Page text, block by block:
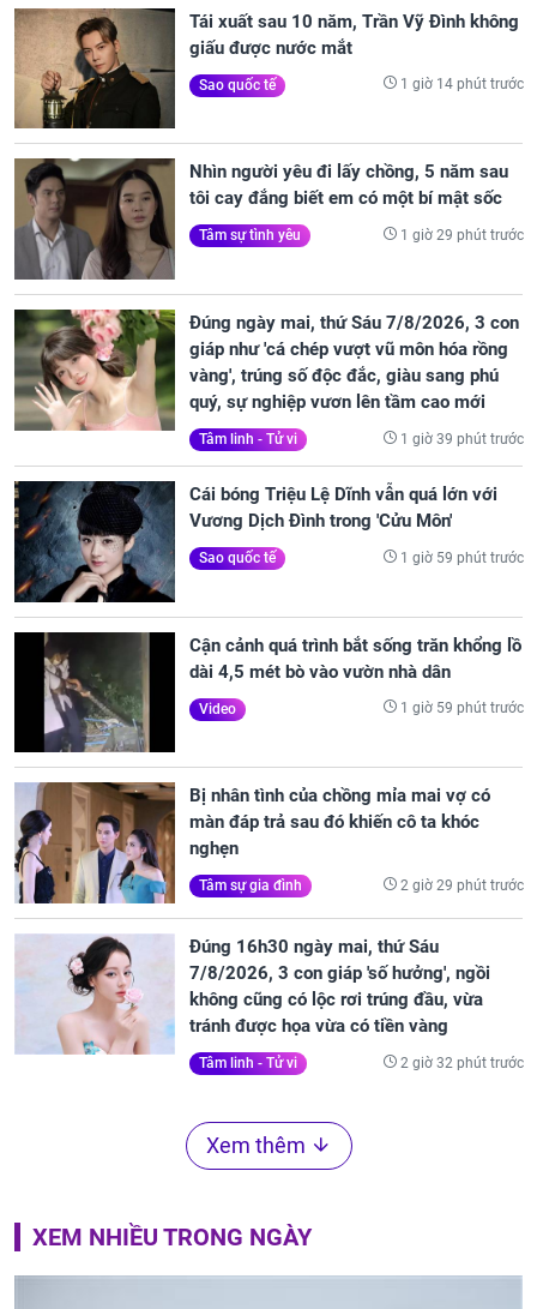
Tái xuất sau 10 năm, Trần Vỹ Đình không
giấu được nước mắt
Sao quốc tế 1 giờ 14 phút trước
Nhìn người yêu đi lấy chồng, 5 năm sau
tôi cay đắng biết em có một bí mật sốc
Tâm sự tình yêu 1 giờ 29 phút trước
Đúng ngày mai, thứ Sáu 7/8/2026, 3 con
giáp như 'cá chép vượt vũ môn hóa rồng
vàng', trúng số độc đắc, giàu sang phú
quý, sự nghiệp vươn lên tầm cao mới
Tâm linh - Tử vi 1 giờ 39 phút trước
Cái bóng Triệu Lệ Dĩnh vẫn quá lớn với
Vương Dịch Đình trong 'Cửu Môn'
Sao quốc tế 1 giờ 59 phút trước
Cận cảnh quá trình bắt sống trăn khổng lồ
dài 4,5 mét bò vào vườn nhà dân
Video 1 giờ 59 phút trước
Bị nhân tình của chồng mỉa mai vợ có
màn đáp trả sau đó khiến cô ta khóc
nghẹn
Tâm sự gia đình 2 giờ 29 phút trước
Đúng 16h30 ngày mai, thứ Sáu
7/8/2026, 3 con giáp 'số hưởng', ngồi
không cũng có lộc rơi trúng đầu, vừa
tránh được họa vừa có tiền vàng
Tâm linh - Tử vi 2 giờ 32 phút trước
Xem thêm
XEM NHIỀU TRONG NGÀY